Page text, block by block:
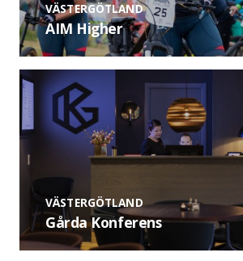
VÄSTERGÖTLAND
AIM Higher
VÄSTERGÖTLAND
Gårda Konferens